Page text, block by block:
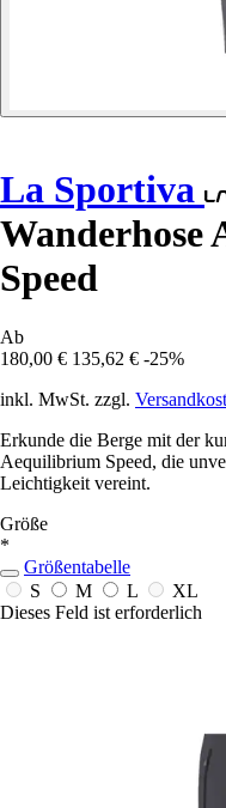
La Sportiva
Speed
Ab
180,00 € 135,62 € -25%
inkl. MwSt. zzgl.
Erkunde die Berge mit der
Aequilibrium Speed, die
Leichtigkeit vereint.
Größe
*
Größentabelle
S
M L
XL
Dieses Feld ist erforderlich